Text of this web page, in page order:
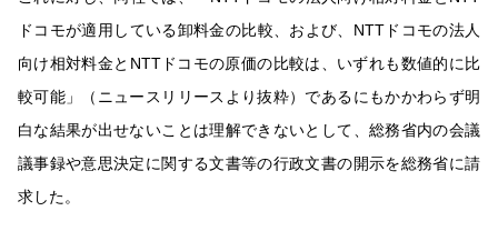
ドコモが適用している卸料金の比較、および、NTTドコモの法人
向け相対料金とNTTドコモの原価の比較は、いずれも数値的に比
較可能」（ニュースリリースより抜粋）であるにもかかわらず明
白な結果が出せないことは理解できないとして、総務省内の会議
議事録や意思決定に関する文書等の行政文書の開示を総務省に請
求した。